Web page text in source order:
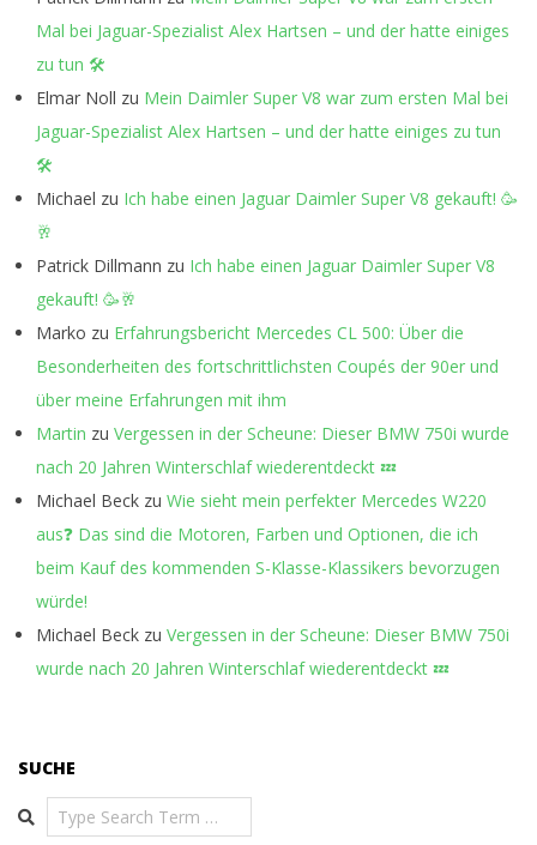
Mal bei Jaguar-Spezialist Alex Hartsen – und der hatte einiges
zu tun 🛠️
Elmar Noll zu Mein Daimler Super V8 war zum ersten Mal bei
Jaguar-Spezialist Alex Hartsen – und der hatte einiges zu tun
🛠️
Michael zu Ich habe einen Jaguar Daimler Super V8 gekauft! 🥳
🥂
Patrick Dillmann zu Ich habe einen Jaguar Daimler Super V8
gekauft! 🥳🥂
Marko zu Erfahrungsbericht Mercedes CL 500: Über die
Besonderheiten des fortschrittlichsten Coupés der 90er und
über meine Erfahrungen mit ihm
Martin zu Vergessen in der Scheune: Dieser BMW 750i wurde
nach 20 Jahren Winterschlaf wiederentdeckt 💤
Michael Beck zu Wie sieht mein perfekter Mercedes W220
aus❓ Das sind die Motoren, Farben und Optionen, die ich
beim Kauf des kommenden S-Klasse-Klassikers bevorzugen
würde!
Michael Beck zu Vergessen in der Scheune: Dieser BMW 750i
wurde nach 20 Jahren Winterschlaf wiederentdeckt 💤
SUCHE
Search